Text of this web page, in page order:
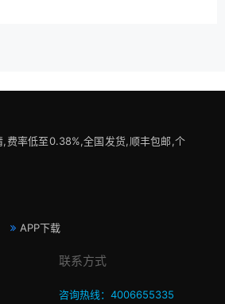
,费率低至0.38%,全国发货,顺丰包邮,个
APP下载
联系方式
咨询热线：4006655335